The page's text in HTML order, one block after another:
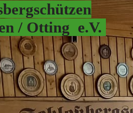
/ Otting e.V.